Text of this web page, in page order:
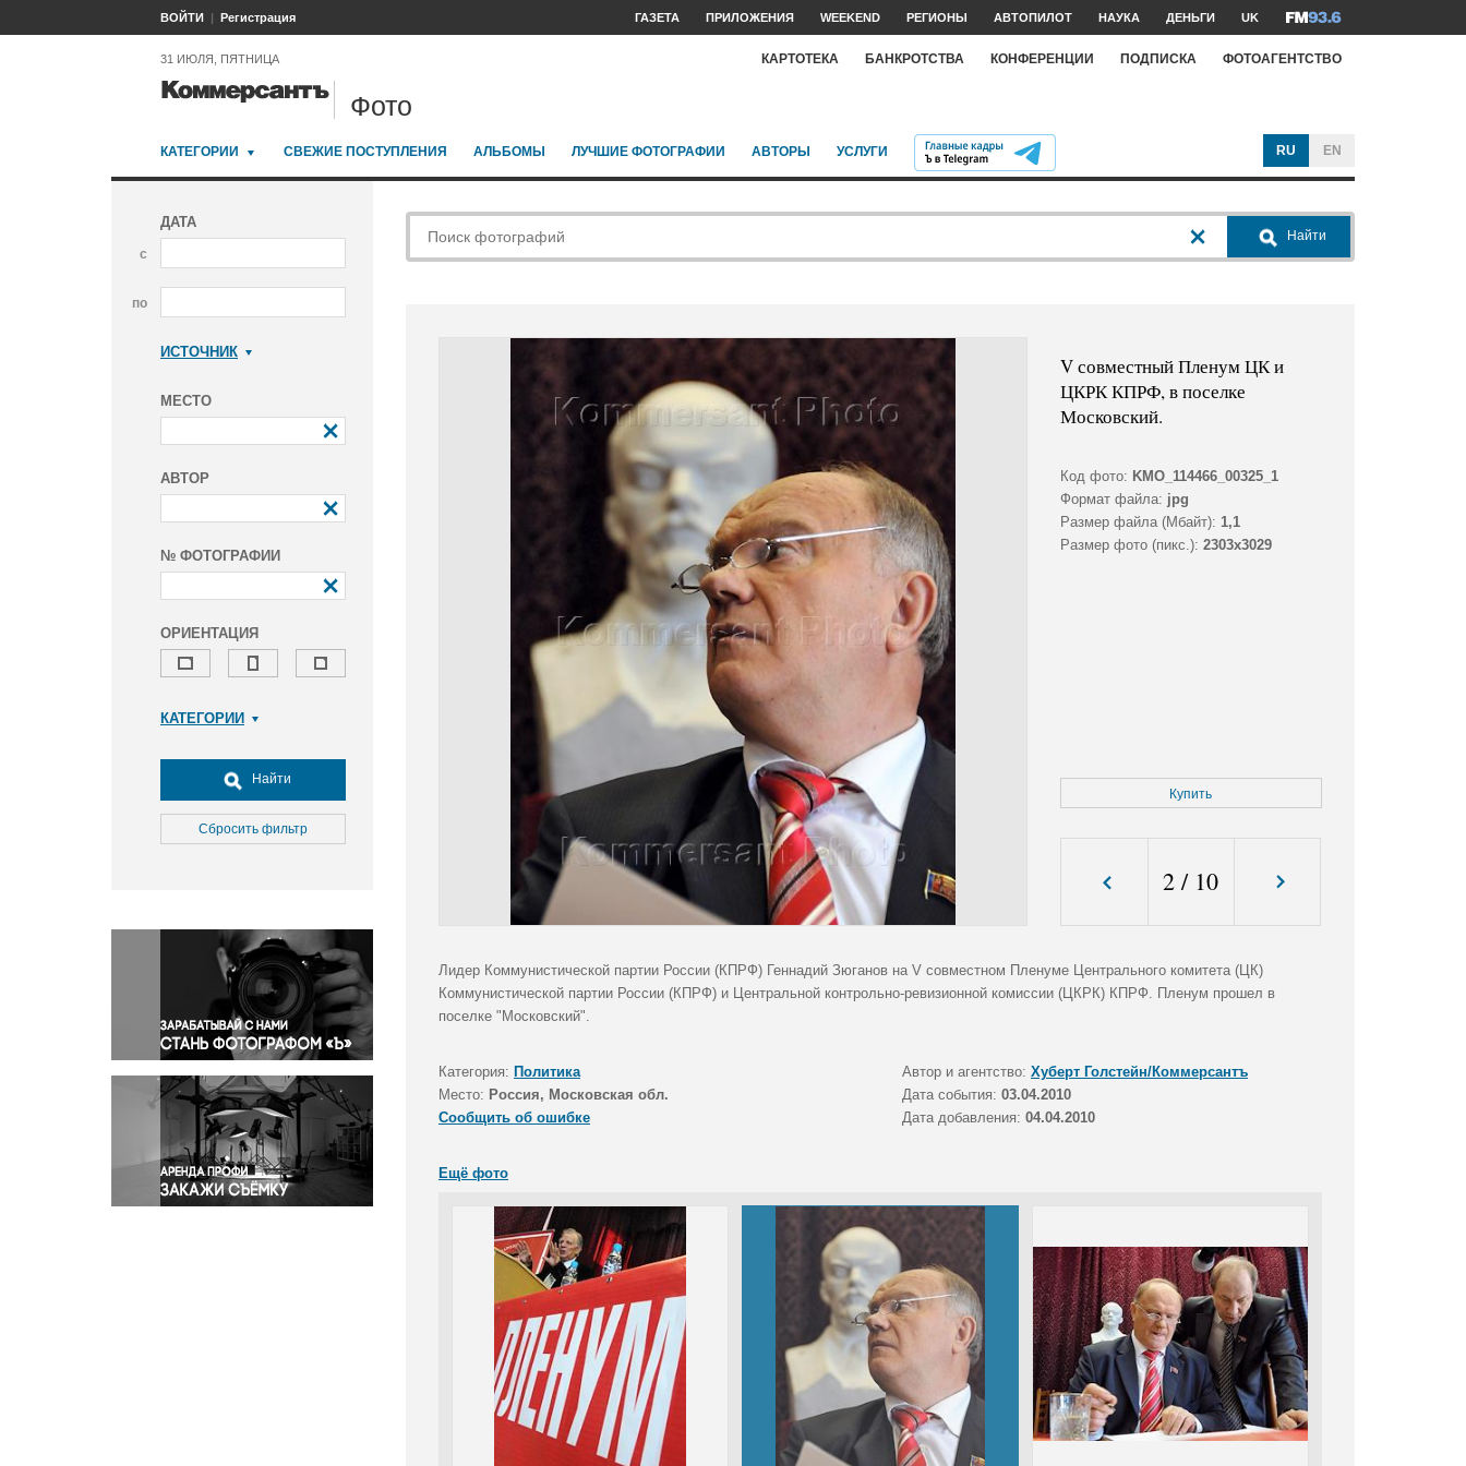
ВОЙТИ Регистрация ГАЗЕТА ПРИЛОЖЕНИЯ WEEKEND РЕГИОНЫ АВТОПИЛОТ НАУКА ДЕНЬГИ UK
31 ИЮЛЯ, ПЯТНИЦА КАРТОТЕКА БАНКРОТСТВА КОНФЕРЕНЦИИ ПОДПИСКА ФОТОАГЕНТСТВО
Фото
КАТЕГОРИИ СВЕЖИЕ ПОСТУПЛЕНИЯ АЛЬБОМЫ ЛУЧШИЕ ФОТОГРАФИИ АВТОРЫ УСЛУГИ RU EN
ДАТА
с
по
ИСТОЧНИК
МЕСТО
АВТОР
№ ФОТОГРАФИИ
ОРИЕНТАЦИЯ
КАТЕГОРИИ
Досуг, туризм и отдых
Культура
Медицина
Окружающая среда
Политика
Правосудие
Происшествия и конфликты
Религия
Светская жизнь
Спорт
Экология
Экономика и бизнес
Найти
Сбросить фильтр
Найти
V совместный Пленум ЦК и
ЦКРК КПРФ, в поселке
Московский.
Код фото: KMO_114466_00325_1
Формат файла: jpg
Размер файла (Мбайт): 1,1
Размер фото (пикс.): 2303x3029
Купить
2 / 10
Лидер Коммунистической партии России (КПРФ) Геннадий Зюганов на V совместном Пленуме Центрального комитета (ЦК)
Коммунистической партии России (КПРФ) и Центральной контрольно-ревизионной комиссии (ЦКРК) КПРФ. Пленум прошел в
поселке "Московский".
Категория: Политика Автор и агентство: Хуберт Голстейн/Коммерсантъ
Место: Россия, Московская обл. Дата события: 03.04.2010
Сообщить об ошибке
Дата добавления: 04.04.2010
Ещё фото